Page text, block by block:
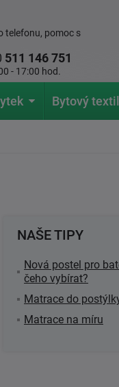
telefonu, pomoc s
511 146 751
- 17:00 hod.
Bytový textil
NAŠE TIPY
Nová postel pro
čeho vybírat?
Matrace do
Matrace na míru